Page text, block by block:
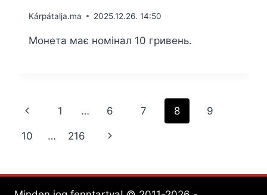
Kárpátalja.ma 2025.12.26. 14:50
Монета має номінал 10 гривень.
Page
navigation
Previous
Page
1 … 6 7 8 9
10 … 216
Next